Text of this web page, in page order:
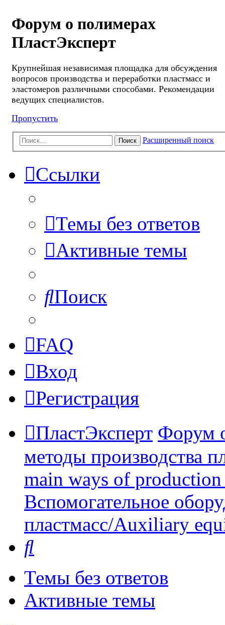
Форум о полимерах
ПластЭксперт
Крупнейшая независимая площадка для обсуждения
вопросов производства и переработки пластмасс и
эластомеров различными способами. Рекомендации
ведущих специалистов.
Пропустить
Поиск Расширенный поиск
Ссылки
Темы без ответов
Активные темы
Поиск
FAQ
Вход
Регистрация
ПластЭксперт Форум
методы производства
main ways of
Вспомогательное
пластмасс/Auxiliary
Темы без ответов
Активные темы